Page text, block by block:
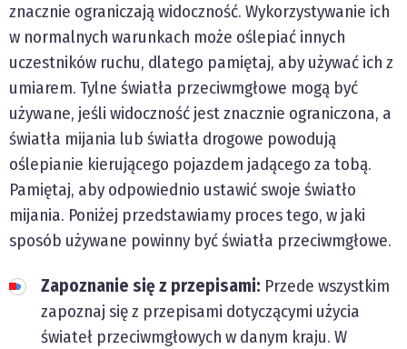
znacznie ograniczają widoczność. Wykorzystywanie ich
w normalnych warunkach może oślepiać innych
uczestników ruchu, dlatego pamiętaj, aby używać ich z
umiarem. Tylne światła przeciwmgłowe mogą być
używane, jeśli widoczność jest znacznie ograniczona, a
światła mijania lub światła drogowe powodują
oślepianie kierującego pojazdem jadącego za tobą.
Pamiętaj, aby odpowiednio ustawić swoje światło
mijania. Poniżej przedstawiamy proces tego, w jaki
sposób używane powinny być światła przeciwmgłowe.
Zapoznanie się z przepisami: Przede wszystkim
zapoznaj się z przepisami dotyczącymi użycia
świateł przeciwmgłowych w danym kraju. W